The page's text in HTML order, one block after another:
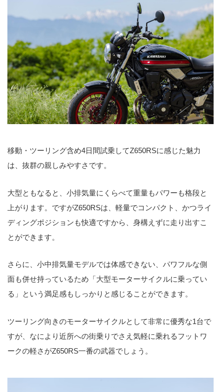
移動・ツーリング含め4日間試乗してZ650RSに感じた魅力
は、抜群の親しみやすさです。
大型ともなると、小排気量にくらべて重量もパワーも格段と
上がります。ですがZ650RSは、軽量でコンパクト、かつライ
ディングポジションも快適ですから、身構えずに走り出すこ
とができます。
さらに、小中排気量モデルでは体感できない、パワフルな側
面も併せ持っているため「大型モーターサイクルに乗ってい
る」という満足感もしっかりと感じることができます。
ツーリング向きのモーターサイクルとして非常に優秀な1台で
すが、なにより近所への街乗りでさえ気軽に乗れるフットワ
ークの軽さがZ650RS一番の武器でしょう。